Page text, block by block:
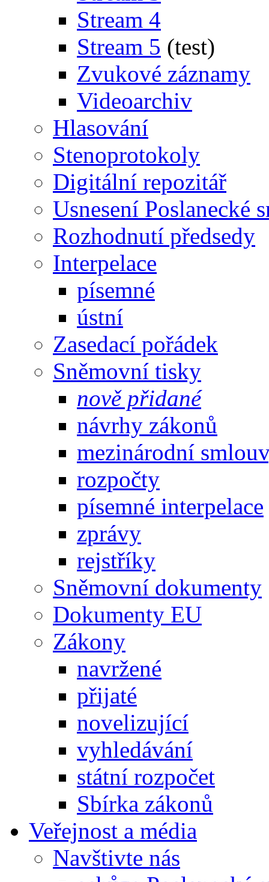
Stream 4
Stream 5 (test)
Zvukové záznamy
Videoarchiv
Hlasování
Stenoprotokoly
Digitální repozitář
Usnesení Poslanecké
Rozhodnutí předsedy
Interpelace
písemné
ústní
Zasedací pořádek
Sněmovní tisky
nově přidané
návrhy zákonů
mezinárodní
rozpočty
písemné interpelace
zprávy
rejstříky
Sněmovní dokumenty
Dokumenty EU
Zákony
navržené
přijaté
novelizující
vyhledávání
státní rozpočet
Sbírka zákonů
Veřejnost a média
Navštivte nás